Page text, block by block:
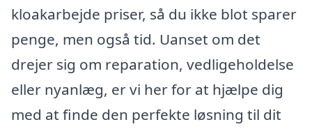
kloakarbejde priser, så du ikke blot sparer
penge, men også tid. Uanset om det
drejer sig om reparation, vedligeholdelse
eller nyanlæg, er vi her for at hjælpe dig
med at finde den perfekte løsning til dit